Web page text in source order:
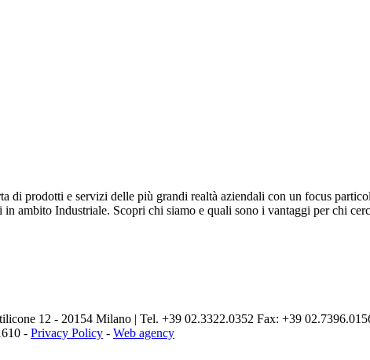
di prodotti e servizi delle più grandi realtà aziendali con un focus
ambito Industriale. Scopri chi siamo e quali sono i vantaggi per chi
12 - 20154 Milano | Tel. +39 02.3322.0352 Fax: +39
- Privacy Policy - Web agency